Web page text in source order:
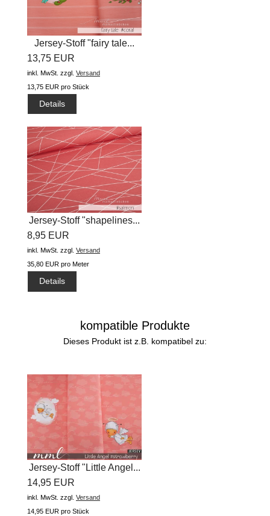
Jersey-Stoff "fairy tale...
13,75 EUR
inkl. MwSt. zzgl. Versand
13,75 EUR pro Stück
Details
Jersey-Stoff "shapelines...
8,95 EUR
inkl. MwSt. zzgl. Versand
35,80 EUR pro Meter
Details
kompatible Produkte
Dieses Produkt ist z.B. kompatibel zu:
Jersey-Stoff "Little Angel...
14,95 EUR
inkl. MwSt. zzgl. Versand
14,95 EUR pro Stück